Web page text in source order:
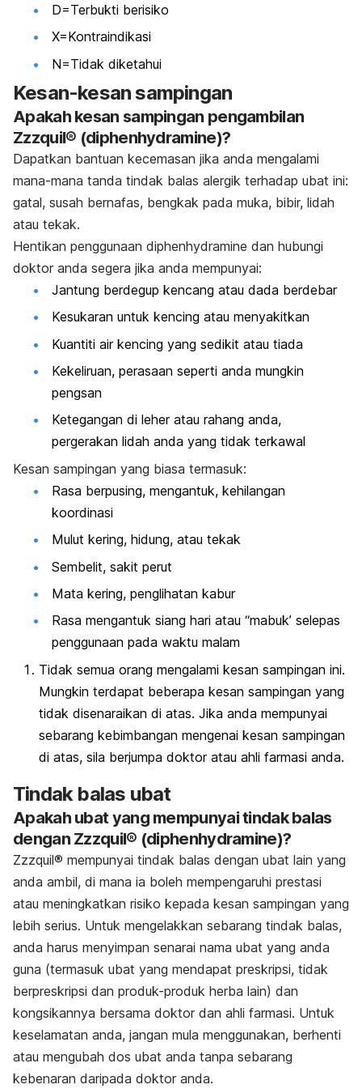
D=Terbukti berisiko
X=Kontraindikasi
N=Tidak diketahui
Kesan-kesan sampingan
Apakah kesan sampingan pengambilan
Zzzquil® (diphenhydramine)?
Dapatkan bantuan kecemasan jika anda mengalami
mana-mana tanda tindak balas alergik terhadap ubat ini:
gatal, susah bernafas, bengkak pada muka, bibir, lidah
atau tekak.
Hentikan penggunaan diphenhydramine dan hubungi
doktor anda segera jika anda mempunyai:
Jantung berdegup kencang atau dada berdebar
Kesukaran untuk kencing atau menyakitkan
Kuantiti air kencing yang sedikit atau tiada
Kekeliruan, perasaan seperti anda mungkin
pengsan
Ketegangan di leher atau rahang anda,
pergerakan lidah anda yang tidak terkawal
Kesan sampingan yang biasa termasuk:
Rasa berpusing, mengantuk, kehilangan
koordinasi
Mulut kering, hidung, atau tekak
Sembelit, sakit perut
Mata kering, penglihatan kabur
Rasa mengantuk siang hari atau “mabuk’ selepas
penggunaan pada waktu malam
Tidak semua orang mengalami kesan sampingan ini.
Mungkin terdapat beberapa kesan sampingan yang
tidak disenaraikan di atas. Jika anda mempunyai
sebarang kebimbangan mengenai kesan sampingan
di atas, sila berjumpa doktor atau ahli farmasi anda.
Tindak balas ubat
Apakah ubat yang mempunyai tindak balas
dengan Zzzquil® (diphenhydramine)?
Zzzquil® mempunyai tindak balas dengan ubat lain yang
anda ambil, di mana ia boleh mempengaruhi prestasi
atau meningkatkan risiko kepada kesan sampingan yang
lebih serius. Untuk mengelakkan sebarang tindak balas,
anda harus menyimpan senarai nama ubat yang anda
guna (termasuk ubat yang mendapat preskripsi, tidak
berpreskripsi dan produk-produk herba lain) dan
kongsikannya bersama doktor dan ahli farmasi. Untuk
keselamatan anda, jangan mula menggunakan, berhenti
atau mengubah dos ubat anda tanpa sebarang
kebenaran daripada doktor anda.